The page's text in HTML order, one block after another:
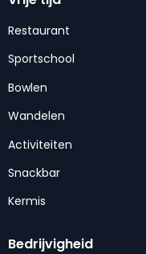
Restaurant
Sportschool
Bowlen
Wandelen
Activiteiten
Snackbar
Kermis
Bedrijvigheid